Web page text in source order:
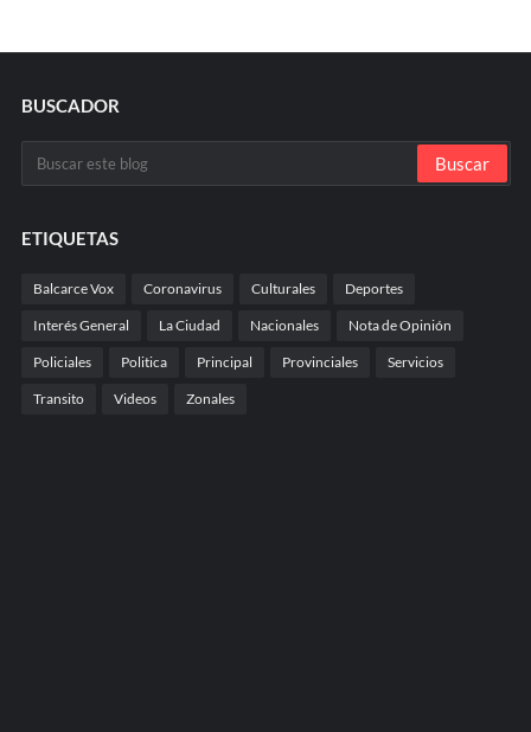
BUSCADOR
ETIQUETAS
Balcarce Vox Coronavirus Culturales Deportes
Interés General La Ciudad Nacionales Nota de Opinión
Policiales Politica Principal Provinciales Servicios
Transito Videos Zonales